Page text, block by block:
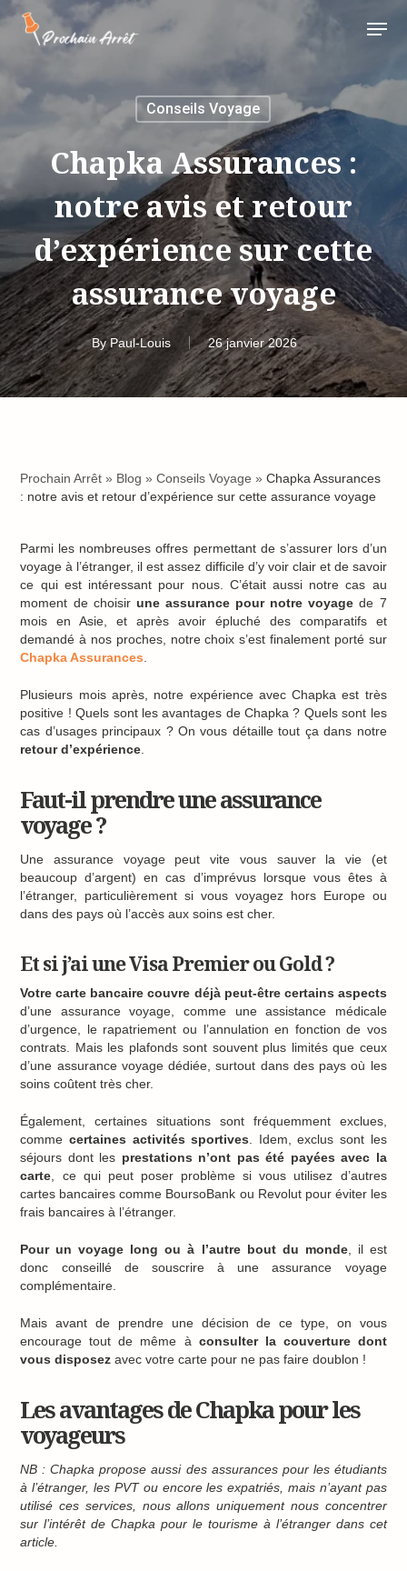
Menu
Conseils Voyage
Chapka Assurances :
notre avis et retour
d’expérience sur cette
assurance voyage
By Paul-Louis 26 janvier 2026
Prochain Arrêt » Blog »Conseils Voyage »Chapka Assurances
: notre avis et retour d’expérience sur cette assurance voyage
Parmi les nombreuses offres permettant de s’assurer lors d’un
voyage à l’étranger, il est assez difficile d’y voir clair et de savoir
ce qui est intéressant pour nous. C’était aussi notre cas au
moment de choisir une assurance pour notre voyage de 7
mois en Asie, et après avoir épluché des comparatifs et
demandé à nos proches, notre choix s’est finalement porté sur
Chapka Assurances.
Plusieurs mois après, notre expérience avec Chapka est très
positive ! Quels sont les avantages de Chapka ? Quels sont les
cas d’usages principaux ? On vous détaille tout ça dans notre
retour d’expérience.
Faut-il prendre une assurance
voyage ?
Une assurance voyage peut vite vous sauver la vie (et
beaucoup d’argent) en cas d’imprévus lorsque vous êtes à
l’étranger, particulièrement si vous voyagez hors Europe ou
dans des pays où l’accès aux soins est cher.
Et si j’ai une Visa Premier ou Gold ?
Votre carte bancaire couvre déjà peut-être certains aspects
d’une assurance voyage, comme une assistance médicale
d’urgence, le rapatriement ou l’annulation en fonction de vos
contrats. Mais les plafonds sont souvent plus limités que ceux
d’une assurance voyage dédiée, surtout dans des pays où les
soins coûtent très cher.
Également, certaines situations sont fréquemment exclues,
commecertaines activités sportives. Idem, exclus sont les
séjours dont les prestations n’ont pas été payées avec la
carte, ce qui peut poser problème si vous utilisez d’autres
cartes bancaires comme BoursoBank ou Revolut pour éviter les
frais bancaires à l’étranger.
Pour un voyage long ou à l’autre bout du monde, il est
donc conseillé de souscrire à une assurance voyage
complémentaire.
Mais avant de prendre une décision de ce type, on vous
encourage tout de même à consulter la couverture dont
vous disposez avec votre carte pour ne pas faire doublon !
Les avantages de Chapka pour les
voyageurs
NB : Chapka propose aussi des assurances pour les étudiants
à l’étranger, les PVT ou encore les expatriés, mais n’ayant pas
utilisé ces services, nous allons uniquement nous concentrer
sur l’intérêt de Chapka pour le tourisme à l’étranger dans cet
article.